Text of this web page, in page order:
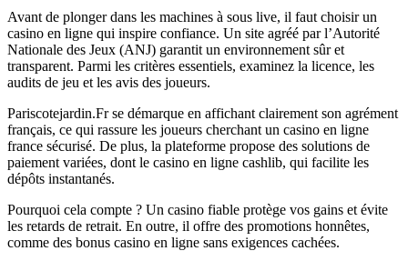
Avant de plonger dans les machines à sous live, il faut choisir un
casino en ligne qui inspire confiance. Un site agréé par l’Autorité
Nationale des Jeux (ANJ) garantit un environnement sûr et
transparent. Parmi les critères essentiels, examinez la licence, les
audits de jeu et les avis des joueurs.
Pariscotejardin.Fr se démarque en affichant clairement son agrément
français, ce qui rassure les joueurs cherchant un casino en ligne
france sécurisé. De plus, la plateforme propose des solutions de
paiement variées, dont le casino en ligne cashlib, qui facilite les
dépôts instantanés.
Pourquoi cela compte ? Un casino fiable protège vos gains et évite
les retards de retrait. En outre, il offre des promotions honnêtes,
comme des bonus casino en ligne sans exigences cachées.